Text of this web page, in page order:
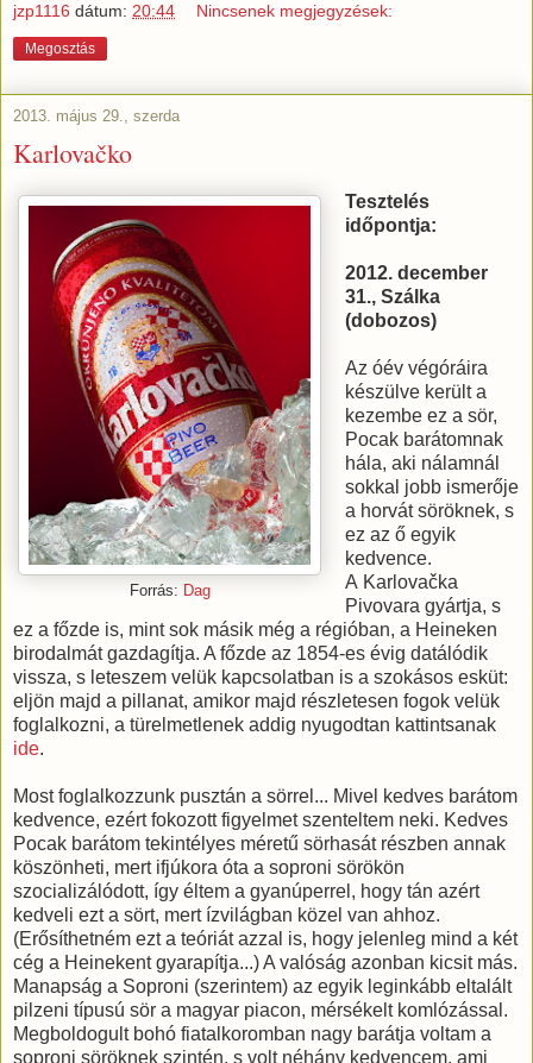
jzp1116 dátum: 20:44 Nincsenek megjegyzések:
Megosztás
2013. május 29., szerda
Karlovačko
Forrás: Dag
Tesztelés
időpontja:
2012. december
31., Szálka
(dobozos)
Az óév végóráira
készülve került a
kezembe ez a sör,
Pocak barátomnak
hála, aki nálamnál
sokkal jobb ismerője
a horvát söröknek, s
ez az ő egyik
kedvence.
A Karlovačka
Pivovara gyártja, s
ez a főzde is, mint sok másik még a régióban, a Heineken
birodalmát gazdagítja. A főzde az 1854-es évig datálódik
vissza, s leteszem velük kapcsolatban is a szokásos esküt:
eljön majd a pillanat, amikor majd részletesen fogok velük
foglalkozni, a türelmetlenek addig nyugodtan kattintsanak
ide.
Most foglalkozzunk pusztán a sörrel... Mivel kedves barátom
kedvence, ezért fokozott figyelmet szenteltem neki. Kedves
Pocak barátom tekintélyes méretű sörhasát részben annak
köszönheti, mert ifjúkora óta a soproni sörökön
szocializálódott, így éltem a gyanúperrel, hogy tán azért
kedveli ezt a sört, mert ízvilágban közel van ahhoz.
(Erősíthetném ezt a teóriát azzal is, hogy jelenleg mind a két
cég a Heinekent gyarapítja...) A valóság azonban kicsit más.
Manapság a Soproni (szerintem) az egyik leginkább eltalált
pilzeni típusú sör a magyar piacon, mérsékelt komlózással.
Megboldogult bohó fiatalkoromban nagy barátja voltam a
soproni söröknek szintén, s volt néhány kedvencem, ami